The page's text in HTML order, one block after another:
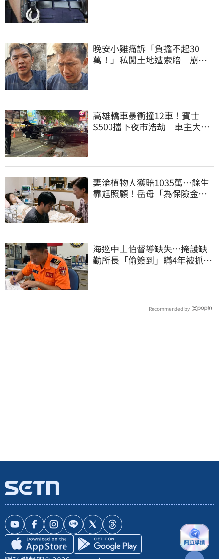
晚安小雞痛訴「負擔不起30
萬！」私闖土地遭索賠 崩
高雄轎車暴衝撞12車！賓士
S500擋下夜市浩劫 車主大
妻淪植物人獲賠1035萬…餘生
靠尪照顧！岳母「為保險金開
海巡中士怕督導缺失…掩護缺
勤所長「偷簽到」瞞4年被抓
Recommended by